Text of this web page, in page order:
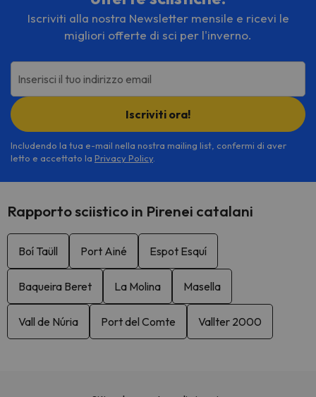
Iscriviti alla nostra Newsletter mensile e ricevi le
migliori offerte di sci per l'inverno.
Inserisci il tuo indirizzo email
Iscriviti ora!
Includendo la tua e-mail nella nostra mailing list, confermi di aver
letto e accettato la Privacy Policy.
Rapporto sciistico in Pirenei catalani
Boí Taüll Port Ainé Espot Esquí
Baqueira Beret La Molina Masella
Vall de Núria Port del Comte Vallter 2000